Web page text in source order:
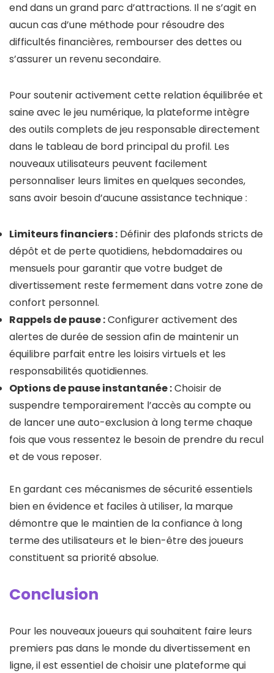
end dans un grand parc d’attractions. Il ne s’agit en
aucun cas d’une méthode pour résoudre des
difficultés financières, rembourser des dettes ou
s’assurer un revenu secondaire.
Pour soutenir activement cette relation équilibrée et
saine avec le jeu numérique, la plateforme intègre
des outils complets de jeu responsable directement
dans le tableau de bord principal du profil. Les
nouveaux utilisateurs peuvent facilement
personnaliser leurs limites en quelques secondes,
sans avoir besoin d’aucune assistance technique :
Limiteurs financiers : Définir des plafonds stricts de
dépôt et de perte quotidiens, hebdomadaires ou
mensuels pour garantir que votre budget de
divertissement reste fermement dans votre zone de
confort personnel.
Rappels de pause :Configurer activement des
alertes de durée de session afin de maintenir un
équilibre parfait entre les loisirs virtuels et les
responsabilités quotidiennes.
Options de pause instantanée :Choisir de
suspendre temporairement l’accès au compte ou
de lancer une auto-exclusion à long terme chaque
fois que vous ressentez le besoin de prendre du recul
et de vous reposer.
En gardant ces mécanismes de sécurité essentiels
bien en évidence et faciles à utiliser, la marque
démontre que le maintien de la confiance à long
terme des utilisateurs et le bien-être des joueurs
constituent sa priorité absolue.
Conclusion
Pour les nouveaux joueurs qui souhaitent faire leurs
premiers pas dans le monde du divertissement en
ligne, il est essentiel de choisir une plateforme qui